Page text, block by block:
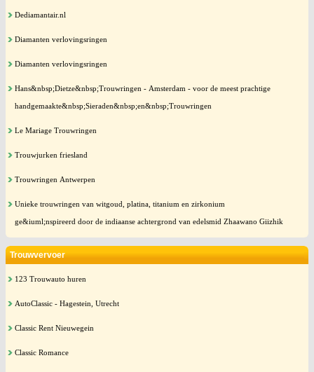
Dediamantair.nl
Diamanten verlovingsringen
Diamanten verlovingsringen
Hans&nbsp;Dietze&nbsp;Trouwringen - Amsterdam - voor de meest prachtige
handgemaakte&nbsp;Sieraden&nbsp;en&nbsp;Trouwringen
Le Mariage Trouwringen
Trouwjurken friesland
Trouwringen Antwerpen
Unieke trouwringen van witgoud, platina, titanium en zirkonium
ge&iuml;nspireerd door de indiaanse achtergrond van edelsmid Zhaawano Giizhik
Trouwvervoer
123 Trouwauto huren
AutoClassic - Hagestein, Utrecht
Classic Rent Nieuwegein
Classic Romance